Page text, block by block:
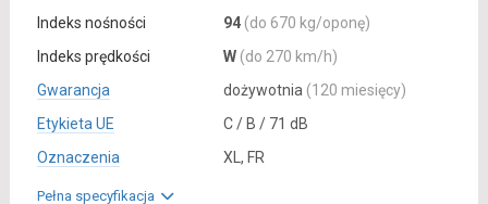
Indeks nośności
94 (do 670 kg/oponę)
Indeks prędkości
W (do 270 km/h)
Gwarancja
dożywotnia (120 miesięcy)
Etykieta UE
C / B / 71 dB
Oznaczenia
XL, FR
Pełna specyfikacja